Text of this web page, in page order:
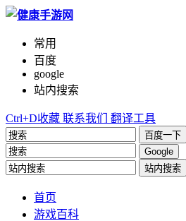
常用
百度
google
站内搜索
Ctrl+D收藏 联系我们 翻译工具
百度一下
Google
站内搜索
首页
游戏百科